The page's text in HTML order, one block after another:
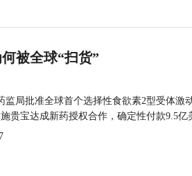
被全球“扫货”
监局批准全球首个选择性食欲素2型受体
贵宝达成新药授权合作，确定性付款9.5